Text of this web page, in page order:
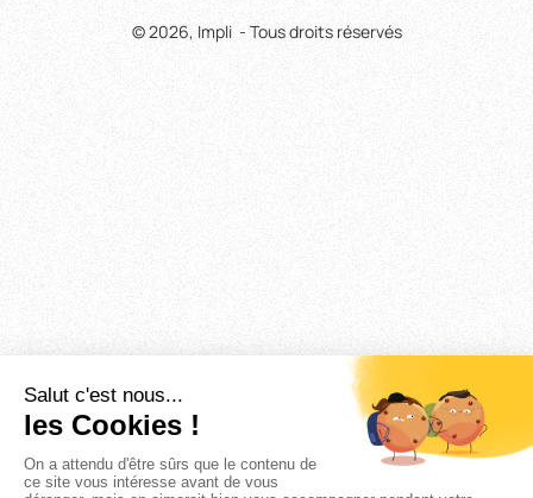
© 2026, Impli - Tous droits réservés